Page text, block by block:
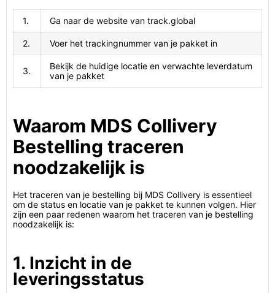
1. Ga naar de website van track.global
2. Voer het trackingnummer van je pakket in
3.
Bekijk de huidige locatie en verwachte leverdatum
van je pakket
Waarom MDS Collivery
Bestelling traceren
noodzakelijk is
Het traceren van je bestelling bij MDS Collivery is essentieel
om de status en locatie van je pakket te kunnen volgen. Hier
zijn een paar redenen waarom het traceren van je bestelling
noodzakelijk is:
1. Inzicht in de
leveringsstatus